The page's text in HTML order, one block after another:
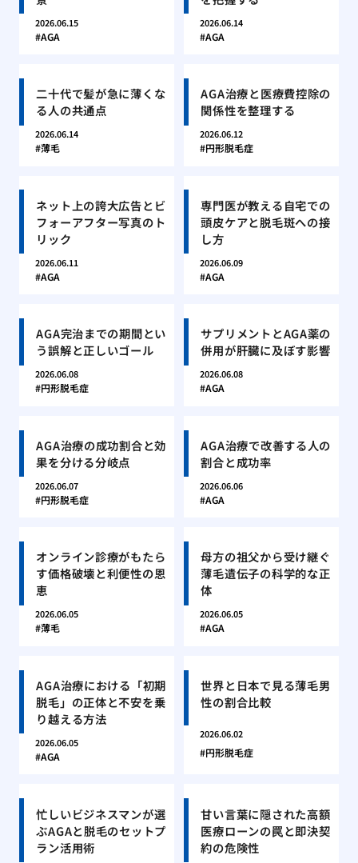
2026.06.15
AGA
2026.06.14
AGA
二十代で髪が急に薄くな
る人の共通点
2026.06.14
薄毛
AGA治療と医療費控除の
関係性を整理する
2026.06.12
円形脱毛症
ネット上の誇大広告とビ
フォーアフター写真のト
リック
2026.06.11
AGA
専門医が教える自宅での
頭皮ケアと脱毛斑への接
し方
2026.06.09
AGA
AGA完治までの期間とい
う誤解と正しいゴール
2026.06.08
円形脱毛症
サプリメントとAGA薬の
併用が肝臓に及ぼす影響
2026.06.08
AGA
AGA治療の成功割合と効
果を分ける分岐点
2026.06.07
円形脱毛症
AGA治療で改善する人の
割合と成功率
2026.06.06
AGA
オンライン診療がもたら
す価格破壊と利便性の恩
恵
2026.06.05
薄毛
母方の祖父から受け継ぐ
薄毛遺伝子の科学的な正
体
2026.06.05
AGA
AGA治療における「初期
脱毛」の正体と不安を乗
り越える方法
2026.06.05
AGA
世界と日本で見る薄毛男
性の割合比較
2026.06.02
円形脱毛症
忙しいビジネスマンが選
ぶAGAと脱毛のセットプ
ラン活用術
甘い言葉に隠された高額
医療ローンの罠と即決契
約の危険性